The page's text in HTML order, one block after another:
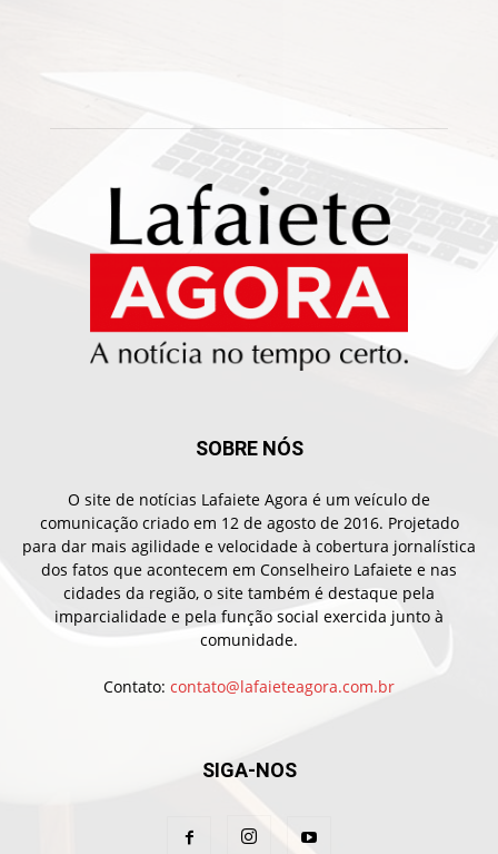
SOBRE NÓS
O site de notícias Lafaiete Agora é um veículo de
comunicação criado em 12 de agosto de 2016. Projetado
para dar mais agilidade e velocidade à cobertura jornalística
dos fatos que acontecem em Conselheiro Lafaiete e nas
cidades da região, o site também é destaque pela
imparcialidade e pela função social exercida junto à
comunidade.
Contato: contato@lafaieteagora.com.br
SIGA-NOS